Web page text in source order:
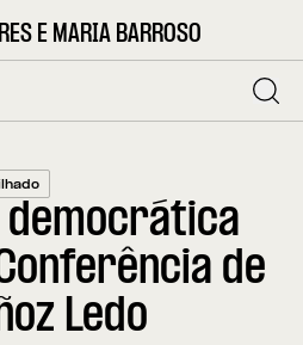
E MARIA BARROSO
democrática
de
Ledo